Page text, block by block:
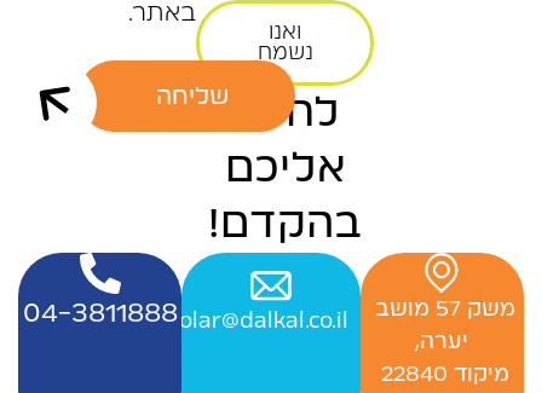
ואנו
נשמח
לחזור
אליכם
בהקדם!
באתר.
שליחה
‬משק‭ ‬57‭ ‬מושב‭ ‬
יערה,
‬מיקוד 22840 ‭
Officesolar@dalkal.co.il
04-3811888